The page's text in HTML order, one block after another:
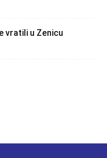
vratili u Zenicu